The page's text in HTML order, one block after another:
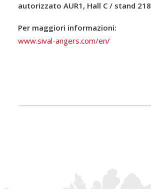
autorizzato AUR1, Hall C / stand 218
Per maggiori informazioni:
www.sival-angers.com/en/